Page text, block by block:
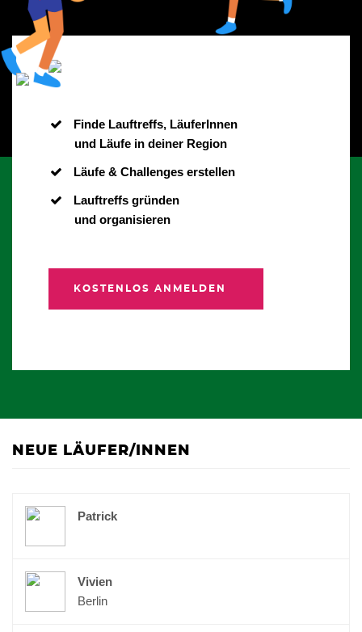
Finde Lauftreffs, LäuferInnen
und Läufe in deiner Region
Läufe & Challenges erstellen
Lauftreffs gründen
und organisieren
KOSTENLOS ANMELDEN
NEUE LÄUFER/INNEN
Patrick
Vivien
Berlin